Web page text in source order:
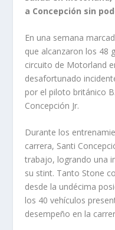
a Concepción sin
En una semana
que alcanzaron los 48
circuito de Motorland
desafortunado
por el piloto británico
Concepción Jr.
Durante los
carrera, Santi
trabajo, logrando una
su stint. Tanto Stone
desde la undécima
los 40 vehículos
desempeño en la